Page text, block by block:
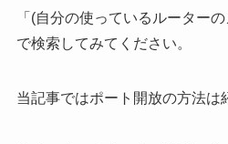
「(自分の使っているルーター
で検索してみてください。
当記事ではポート開放の方法は